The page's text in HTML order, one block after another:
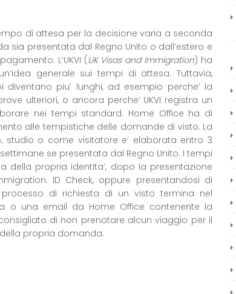
di attesa per la decisione varia a seconda
sia presentata dal Regno Unito o dall’estero e
L’UKVI (UK Visas and Immigration) ha
generale sui tempi di attesa. Tuttavia,
piu’ lunghi, ad esempio perche’ la
ulteriori, o ancora perche’ UKVI registra un
nei tempi standard. Home Office ha di
alle tempistiche delle domande di visto. La
o come visitatore e’ elaborata entro 3
se presentata dal Regno Unito. I tempi
della propria identita’, dopo la presentazione
ID Check, oppure presentandosi di
di richiesta di un visto termina nel
o una email da Home Office contenente la
di non prenotare alcun viaggio per il
propria domanda.